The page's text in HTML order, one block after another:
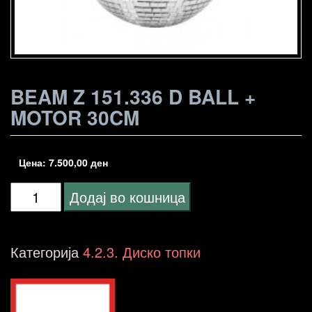
BEAM Z 151.336 D BALL +
MOTOR 30CM
Цена: 7.500,00 ден
Beam
151.336
Додај во кошница
Категорија4.2.3. Диско топки